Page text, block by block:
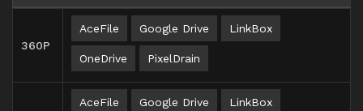
360P
AceFile Google Drive LinkBox
OneDrive PixelDrain
AceFile Google Drive LinkBox